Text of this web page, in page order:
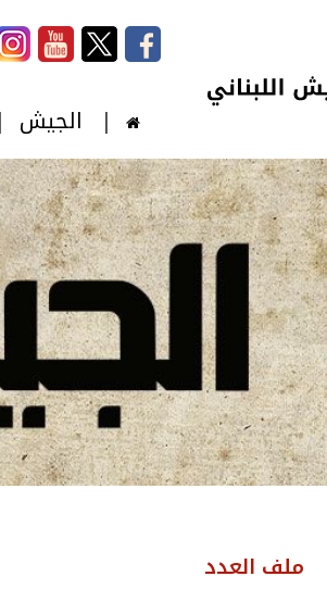
الجيش
ملف العدد